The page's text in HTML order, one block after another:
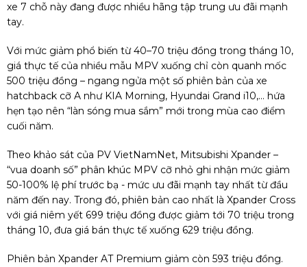
xe 7 chỗ này đang được nhiều hãng tập trung ưu đãi mạnh
tay.
Với mức giảm phổ biến từ 40–70 triệu đồng trong tháng 10,
giá thực tế của nhiều mẫu MPV xuống chỉ còn quanh mốc
500 triệu đồng – ngang ngửa một số phiên bản của xe
hatchback cỡ A như KIA Morning, Hyundai Grand i10,... hứa
hẹn tạo nên “làn sóng mua sắm” mới trong mùa cao điểm
cuối năm.
Theo khảo sát của PV VietNamNet, Mitsubishi Xpander –
“vua doanh số” phân khúc MPV cỡ nhỏ ghi nhận mức giảm
50-100% lệ phí trước bạ - mức ưu đãi mạnh tay nhất từ đầu
năm đến nay. Trong đó, phiên bản cao nhất là Xpander Cross
với giá niêm yết 699 triệu đồng được giảm tới 70 triệu trong
tháng 10, đưa giá bán thực tế xuống 629 triệu đồng.
Phiên bản Xpander AT Premium giảm còn 593 triệu đồng.